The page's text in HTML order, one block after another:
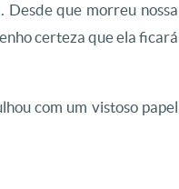
Desde que morreu nossa
certeza que ela ficará
com um vistoso papel